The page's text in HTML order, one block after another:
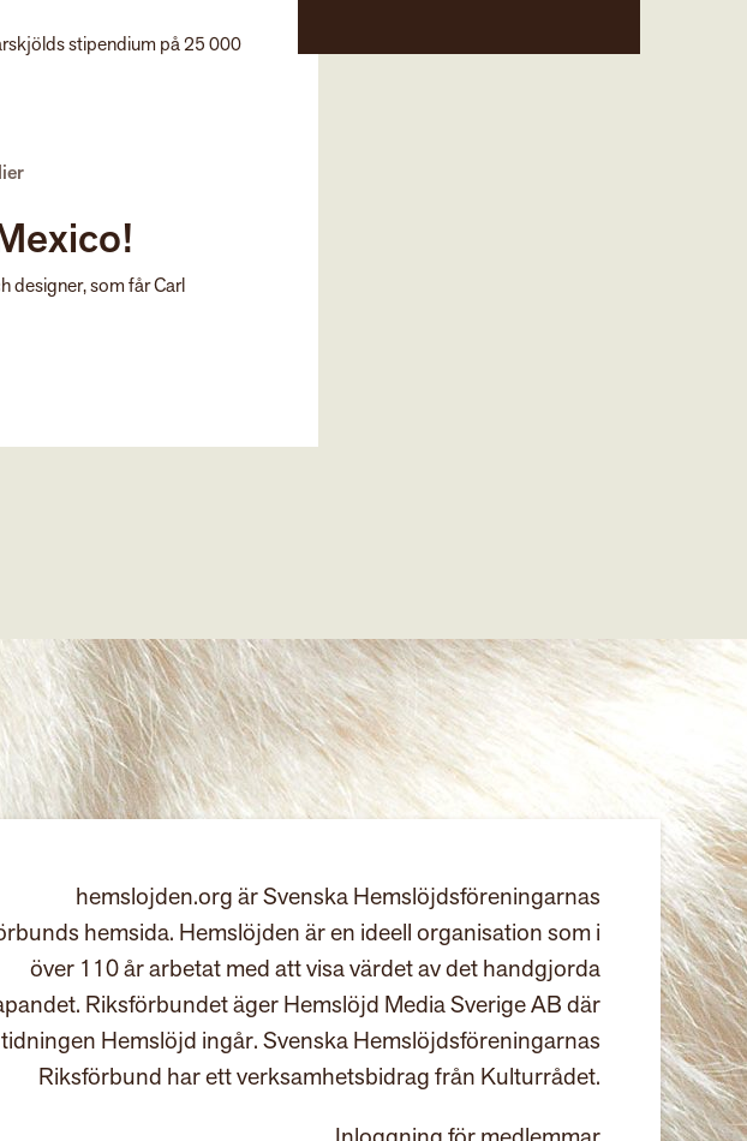
stipendium på 25 000
designer, som får Carl
hemslojden.org är Svenska Hemslöjdsföreningarnas
hemsida. Hemslöjden är en ideell organisation som i
över 110 år arbetat med att visa värdet av det handgjorda
Riksförbundet äger Hemslöjd Media Sverige AB där
tidningen Hemslöjd ingår. Svenska Hemslöjdsföreningarnas
Riksförbund har ett verksamhetsbidrag från Kulturrådet.